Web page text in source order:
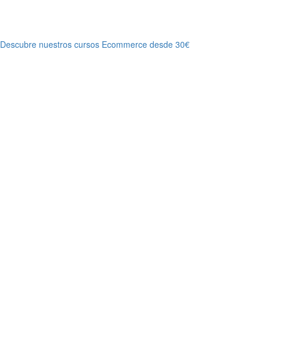
Descubre nuestros cursos Ecommerce desde 30€